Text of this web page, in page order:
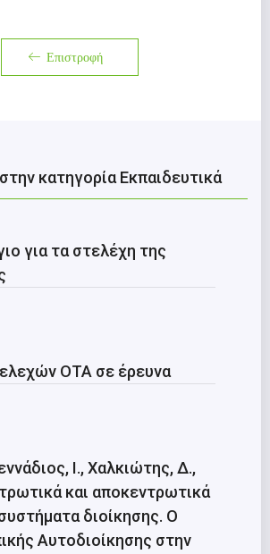
Επιστροφή
κατηγορία Εκπαιδευτικά
για τα στελέχη της
ΟΤΑ σε έρευνα
Ι., Χαλκιώτης, Δ.,
και αποκεντρωτικά
διοίκησης. Ο
Αυτοδιοίκησης στην